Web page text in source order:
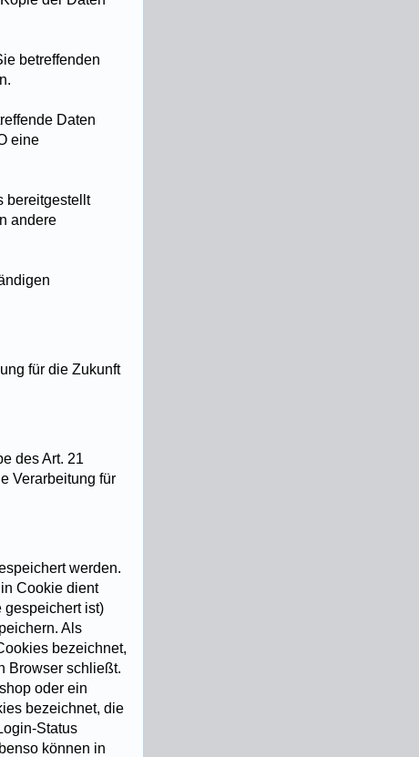
betreffenden
Daten
eine
bereitgestellt
andere
für die Zukunft
des Art. 21
Verarbeitung für
werden.
Cookie dient
gespeichert ist)
Als
bezeichnet,
Browser schließt.
oder ein
bezeichnet, die
Status
können in